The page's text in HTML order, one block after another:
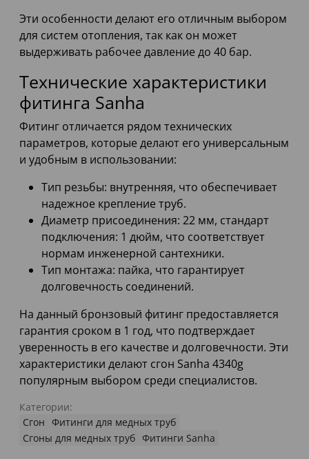
Эти особенности делают его отличным выбором
для систем отопления, так как он может
выдерживать рабочее давление до 40 бар.
Технические характеристики
фитинга Sanha
Фитинг отличается рядом технических
параметров, которые делают его универсальным
и удобным в использовании:
Тип резьбы: внутренняя, что обеспечивает
надежное крепление труб.
Диаметр присоединения: 22 мм, стандарт
подключения: 1 дюйм, что соответствует
нормам инженерной сантехники.
Тип монтажа: пайка, что гарантирует
долговечность соединений.
На данный бронзовый фитинг предоставляется
гарантия сроком в 1 год, что подтверждает
уверенность в его качестве и долговечности. Эти
характеристики делают сгон Sanha 4340g
популярным выбором среди специалистов.
Категории:
Сгон Фитинги для медных труб
Сгоны для медных труб Фитинги Sanha